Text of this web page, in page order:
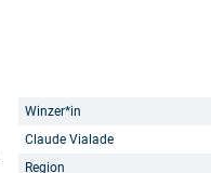
Winzer*in
Claude Vialade
Region